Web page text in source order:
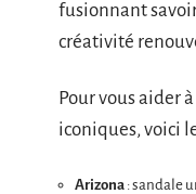
fusionnant
créativité
Pour vous aider
iconiques, voici
Arizona : sandale